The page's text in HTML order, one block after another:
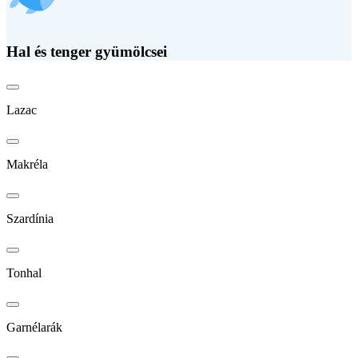
Hal és tenger gyümölcsei
Lazac
Makréla
Szardínia
Tonhal
Garnélarák